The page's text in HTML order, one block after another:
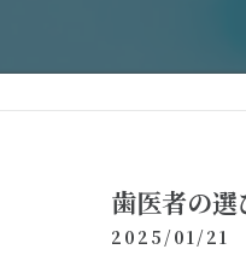
歯医者の
2025/01/21